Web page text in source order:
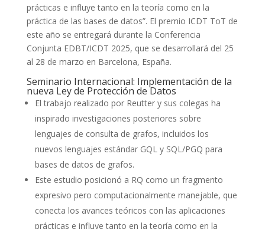
prácticas e influye tanto en la teoría como en la
práctica de las bases de datos”. El premio ICDT ToT de
este año se entregará durante la Conferencia
Conjunta EDBT/ICDT 2025, que se desarrollará del 25
al 28 de marzo en Barcelona, España.
Seminario Internacional: Implementación de la
nueva Ley de Protección de Datos
El trabajo realizado por Reutter y sus colegas ha
inspirado investigaciones posteriores sobre
lenguajes de consulta de grafos, incluidos los
nuevos lenguajes estándar GQL y SQL/PGQ para
bases de datos de grafos.
Este estudio posicionó a RQ como un fragmento
expresivo pero computacionalmente manejable, que
conecta los avances teóricos con las aplicaciones
prácticas e influye tanto en la teoría como en la